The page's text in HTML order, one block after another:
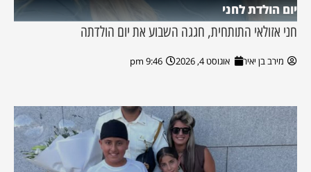
יום הולדת לחני
חני אזולאי התותחית, חגגה השבוע את יום הולדתה
מירב בן יאיר אוגוסט 4, 2026 9:46 pm